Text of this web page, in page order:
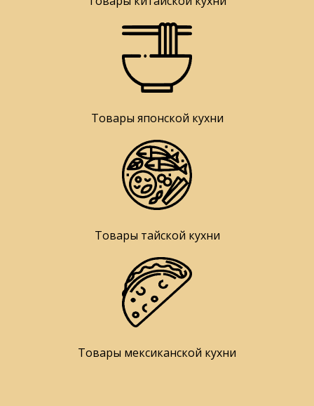
Товары японской кухни
Товары тайской кухни
Товары мексиканской кухни